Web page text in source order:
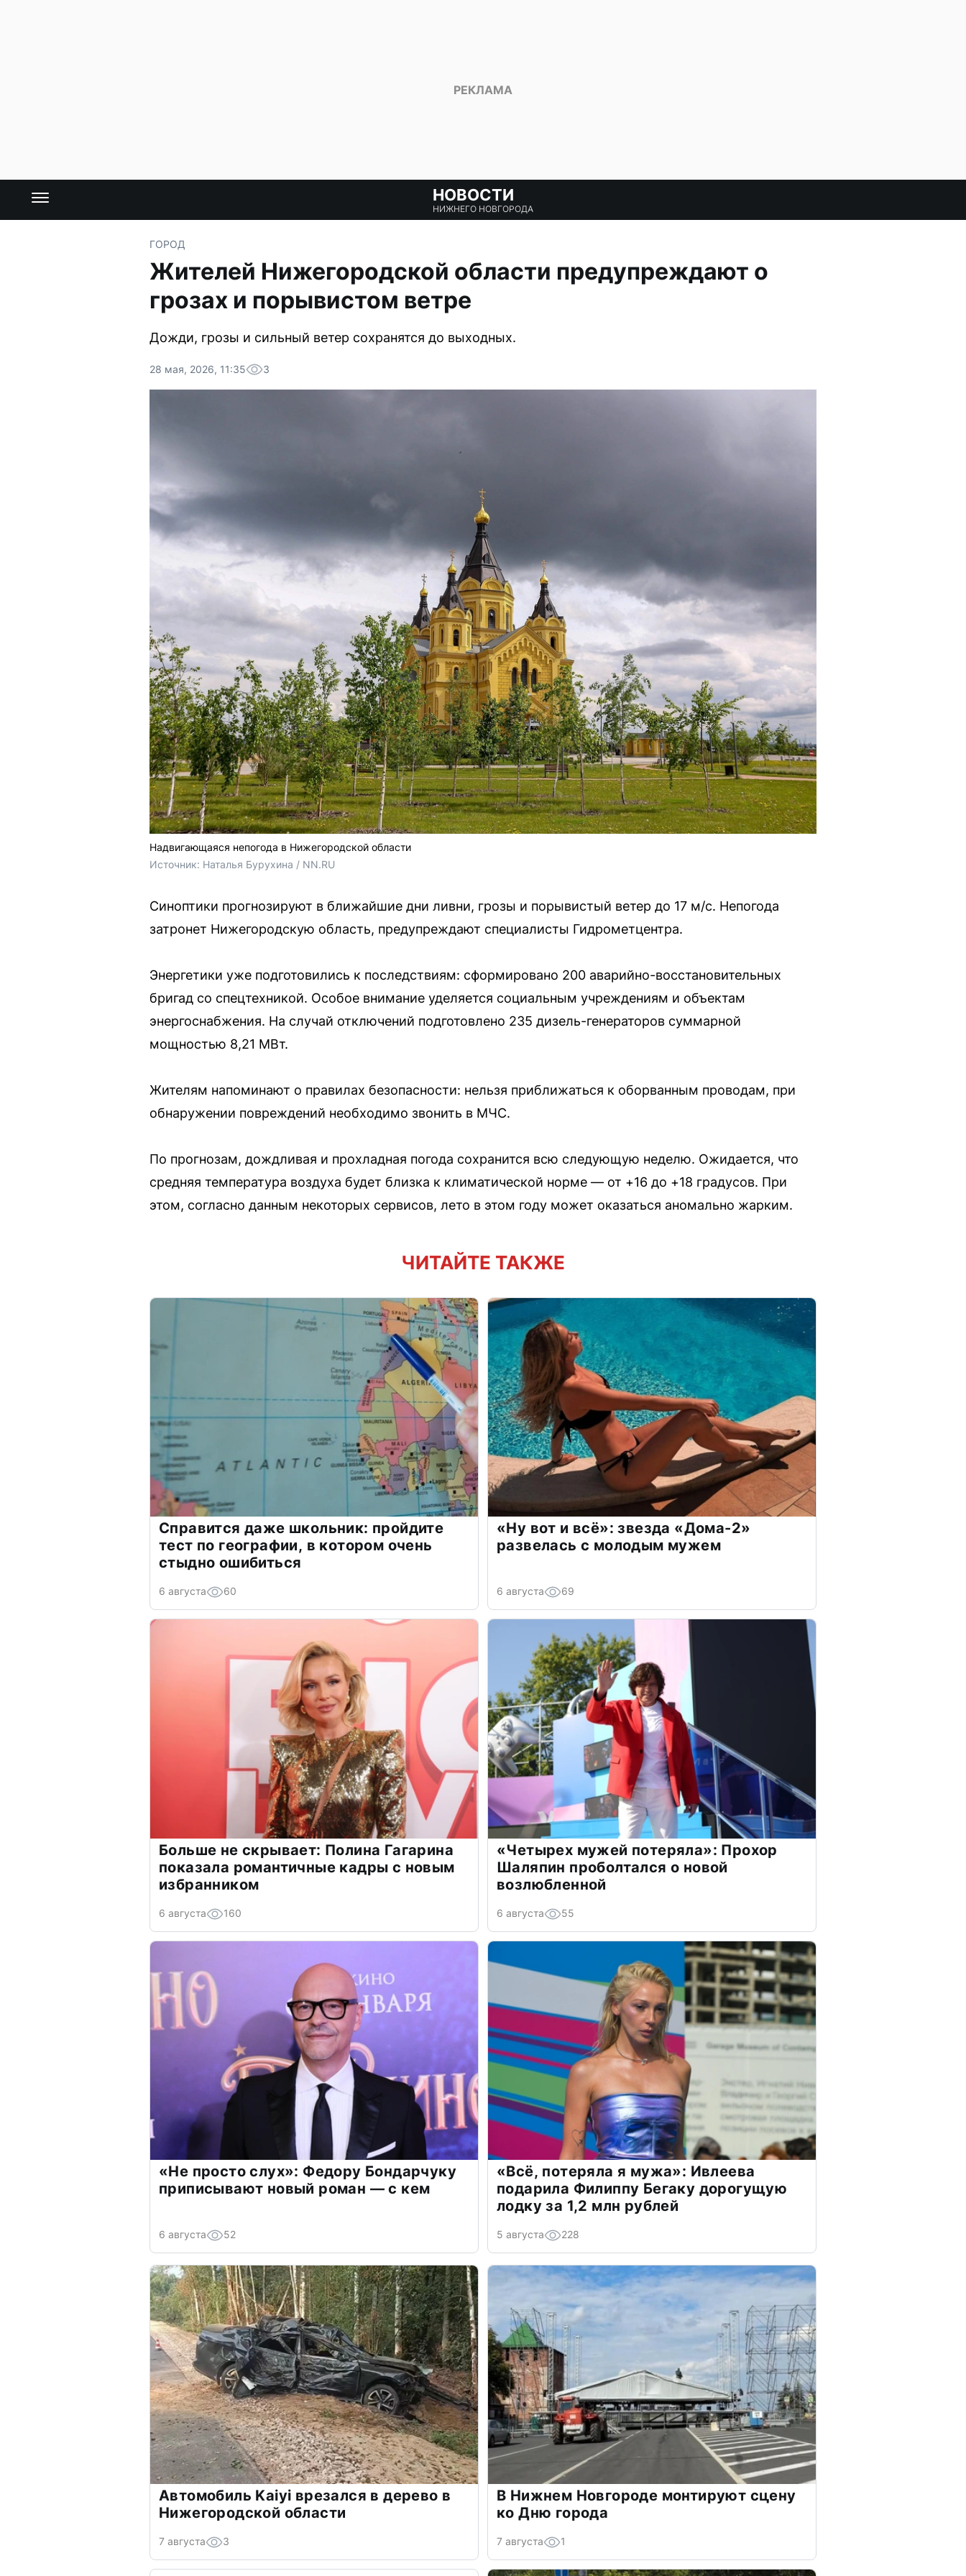
НОВОСТИ
НИЖНЕГО НОВГОРОДА
ГОРОД
Жителей Нижегородской области предупреждают о
грозах и порывистом ветре
Дожди, грозы и сильный ветер сохранятся до выходных.
28 мая, 2026, 11:35 3
Надвигающаяся непогода в Нижегородской области
Источник: Наталья Бурухина / NN.RU
Синоптики прогнозируют в ближайшие дни ливни, грозы и порывистый ветер до 17 м/с. Непогода
затронет Нижегородскую область, предупреждают специалисты Гидрометцентра.
Энергетики уже подготовились к последствиям: сформировано 200 аварийно-восстановительных
бригад со спецтехникой. Особое внимание уделяется социальным учреждениям и объектам
энергоснабжения. На случай отключений подготовлено 235 дизель-генераторов суммарной
мощностью 8,21 МВт.
Жителям напоминают о правилах безопасности: нельзя приближаться к оборванным проводам, при
обнаружении повреждений необходимо звонить в МЧС.
По прогнозам, дождливая и прохладная погода сохранится всю следующую неделю. Ожидается, что
средняя температура воздуха будет близка к климатической норме — от +16 до +18 градусов. При
этом, согласно данным некоторых сервисов, лето в этом году может оказаться аномально жарким.
ЧИТАЙТЕ ТАКЖЕ
Справится даже школьник: пройдите
тест по географии, в котором очень
стыдно ошибиться
6 августа 60
«Ну вот и всё»: звезда «Дома-2»
развелась с молодым мужем
6 августа 69
Больше не скрывает: Полина Гагарина
показала романтичные кадры с новым
избранником
6 августа 160
«Четырех мужей потеряла»: Прохор
Шаляпин проболтался о новой
возлюбленной
6 августа 55
«Не просто слух»: Федору Бондарчуку
приписывают новый роман — с кем
6 августа 52
«Всё, потеряла я мужа»: Ивлеева
подарила Филиппу Бегаку дорогущую
лодку за 1,2 млн рублей
5 августа 228
Автомобиль Kaiyi врезался в дерево в
Нижегородской области
7 августа 3
В Нижнем Новгороде монтируют сцену
ко Дню города
7 августа 1